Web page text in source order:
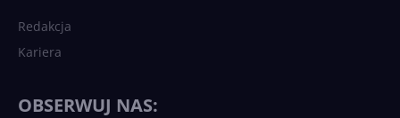
Redakcja
Kariera
OBSERWUJ NAS: